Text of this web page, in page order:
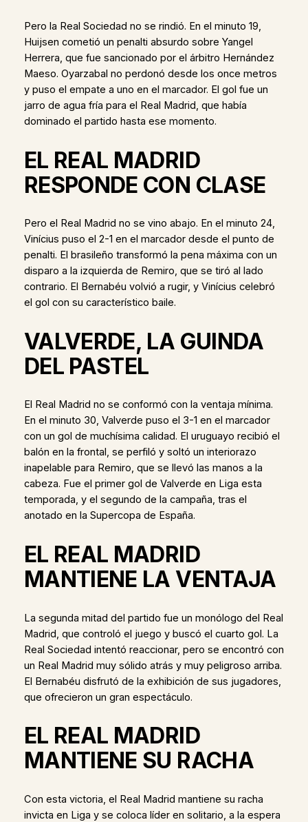
Pero la Real Sociedad no se rindió. En el minuto 19,
Huijsen cometió un penalti absurdo sobre Yangel
Herrera, que fue sancionado por el árbitro Hernández
Maeso. Oyarzabal no perdonó desde los once metros
y puso el empate a uno en el marcador. El gol fue un
jarro de agua fría para el Real Madrid, que había
dominado el partido hasta ese momento.
EL REAL MADRID
RESPONDE CON CLASE
Pero el Real Madrid no se vino abajo. En el minuto 24,
Vinícius puso el 2-1 en el marcador desde el punto de
penalti. El brasileño transformó la pena máxima con un
disparo a la izquierda de Remiro, que se tiró al lado
contrario. El Bernabéu volvió a rugir, y Vinícius celebró
el gol con su característico baile.
VALVERDE, LA GUINDA
DEL PASTEL
El Real Madrid no se conformó con la ventaja mínima.
En el minuto 30, Valverde puso el 3-1 en el marcador
con un gol de muchísima calidad. El uruguayo recibió el
balón en la frontal, se perfiló y soltó un interiorazo
inapelable para Remiro, que se llevó las manos a la
cabeza. Fue el primer gol de Valverde en Liga esta
temporada, y el segundo de la campaña, tras el
anotado en la Supercopa de España.
EL REAL MADRID
MANTIENE LA VENTAJA
La segunda mitad del partido fue un monólogo del Real
Madrid, que controló el juego y buscó el cuarto gol. La
Real Sociedad intentó reaccionar, pero se encontró con
un Real Madrid muy sólido atrás y muy peligroso arriba.
El Bernabéu disfrutó de la exhibición de sus jugadores,
que ofrecieron un gran espectáculo.
EL REAL MADRID
MANTIENE SU RACHA
Con esta victoria, el Real Madrid mantiene su racha
invicta en Liga y se coloca líder en solitario, a la espera